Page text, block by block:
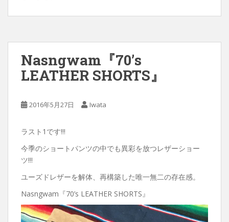
Nasngwam『70’s
LEATHER SHORTS』
2016年5月27日 Iwata
ラスト1です!!!
今季のショートパンツの中でも異彩を放つレザーショー
ツ!!!
ユーズドレザーを解体、再構築した唯一無二の存在感。
Nasngwam『70’s LEATHER SHORTS』